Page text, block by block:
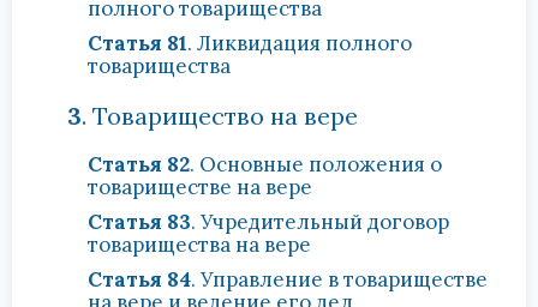
полного товарищества
Статья 81. Ликвидация полного
товарищества
3. Товарищество на вере
Статья 82. Основные положения о
товариществе на вере
Статья 83. Учредительный договор
товарищества на вере
Статья 84. Управление в товариществе